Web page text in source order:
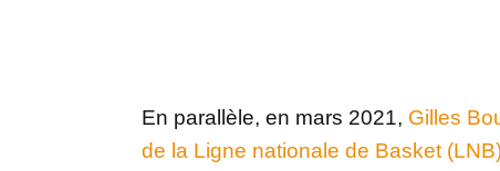
En parallèle, en mars 2021, Gilles
de la Ligne nationale de Basket